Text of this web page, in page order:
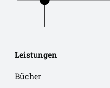
Leistungen
Bücher